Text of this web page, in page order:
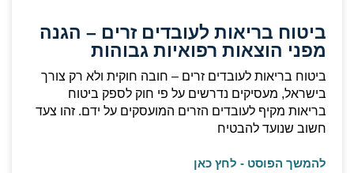
ביטוח בריאות לעובדים זרים – הגנה
מפני הוצאות רפואיות גבוהות
ביטוח בריאות לעובדים זרים – חובה חוקית ולא רק צורך
בישראל, מעסיקים נדרשים על פי חוק לספק ביטוח
בריאות מקיף לעובדים הזרים המועסקים על ידם. זהו צעד
חשוב שנועד להבטיח
להמשך הפוסט - לחץ כאן